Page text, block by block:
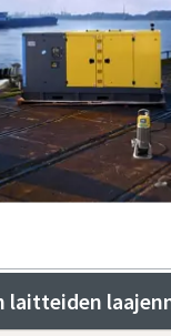
laitteiden